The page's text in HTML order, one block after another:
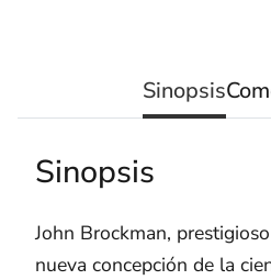
Sinopsis
Sinopsis
John Brockman,
nueva concepción de la